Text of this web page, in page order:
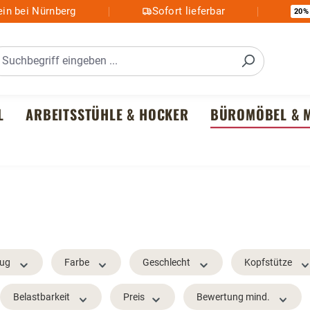
bei Nürnberg Sofort lieferbar 20%
ARBEITSSTÜHLE & HOCKER BÜROMÖBEL &
Farbe Geschlecht Kopfstütze
Belastbarkeit Preis Bewertung mind.